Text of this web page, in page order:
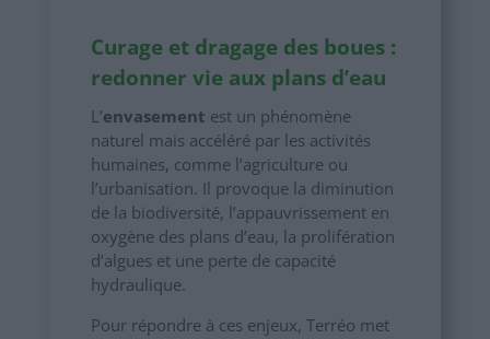
Curage et dragage des boues :
redonner vie aux plans d’eau
L’envasement est un phénomène
naturel mais accéléré par les activités
humaines, comme l’agriculture ou
l’urbanisation. Il provoque la diminution
de la biodiversité, l’appauvrissement en
oxygène des plans d’eau, la prolifération
d’algues et une perte de capacité
hydraulique.
Pour répondre à ces enjeux, Terréo met